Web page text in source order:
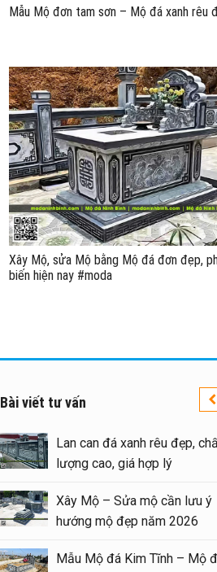
Mẫu Mộ đơn tam sơn – Mộ đá xanh rêu
Xây Mộ, sửa Mộ bằng Mộ đá đơn đẹp,
biến hiện nay #moda
Bài viết tư vấn
Báo giá xây Mộ đá đôi 1 mái
đẹp tại Ninh Bình cuối năm
Kinh nghiệm xây Mộ – sửa
lượng